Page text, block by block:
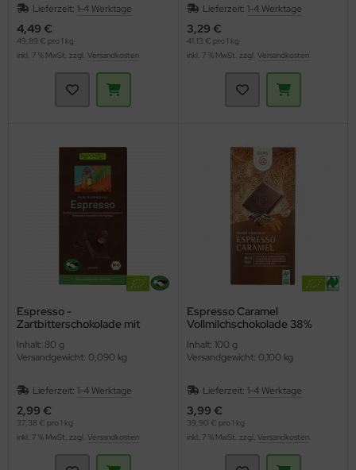
Lieferzeit: 1-4 Werktage
4,49 €
49,89 € pro 1 kg
inkl. 7 % MwSt. zzgl. Versandkosten
Lieferzeit: 1-4 Werktage
3,29 €
41,13 € pro 1 kg
inkl. 7 % MwSt. zzgl. Versandkosten
Espresso -
Zartbitterschokolade mit
(Rapunzel)
Inhalt: 80 g
Versandgewicht: 0,090 kg
Lieferzeit: 1-4 Werktage
2,99 €
37,38 € pro 1 kg
inkl. 7 % MwSt. zzgl. Versandkosten
Espresso Caramel
Vollmilchschokolade 38%
Inhalt: 100 g
Versandgewicht: 0,100 kg
Lieferzeit: 1-4 Werktage
3,99 €
39,90 € pro 1 kg
inkl. 7 % MwSt. zzgl. Versandkosten